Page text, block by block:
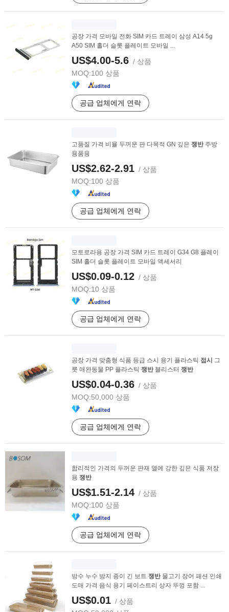
공장 가격 모바일 전화 SIM 카드 트레이 삼성 A14 5g
A50 SIM 홀더 슬롯 플레이트 모바일 ...
US$4.00-5.6 / 상품
MOQ:100 상품
공급 업체에게 연락
고품질 가격 비율 두꺼운 판 다목적 GN 깊은 쟁반주방
용품용
US$2.62-2.91 / 상품
MOQ:100 상품
공급 업체에게 연락
모토로라용 공장 가격 SIM 카드 트레이 G34 G8 플레이
SIM 홀더 슬롯 플레이트 모바일 액세서리
US$0.09-0.12 / 상품
MOQ:10 상품
공급 업체에게 연락
공장 가격 맞춤형 식품 등급 스시 용기 플라스틱 접시 그
릇 애완동물 PP 플라스틱 쟁반블리스터 쟁반
US$0.04-0.36 / 상품
MOQ:50,000 상품
공급 업체에게 연락
합리적인 가격의 두꺼운 판재 열에 강한 깊은 식품 저장
용 쟁반
US$1.51-2.14 / 상품
MOQ:100 상품
공급 업체에게 연락
방수 누수 방지 종이 긴 보트 쟁반물고기 장어 패션 인쇄
도매 가격 음식 용기 페이스트리 상자 뚜껑 포함 ...
US$0.01 / 상품